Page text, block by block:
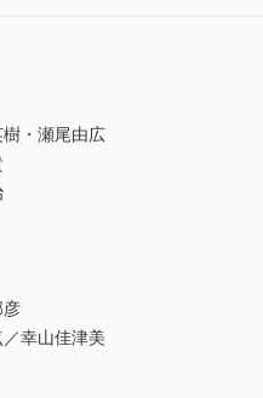
・瀬尾由広
彦
幸山佳津美